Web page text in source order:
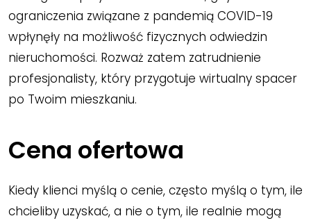
ograniczenia związane z pandemią COVID-19
wpłynęły na możliwość fizycznych odwiedzin
nieruchomości. Rozważ zatem zatrudnienie
profesjonalisty, który przygotuje wirtualny spacer
po Twoim mieszkaniu.
Cena ofertowa
Kiedy klienci myślą o cenie, często myślą o tym, ile
chcieliby uzyskać, a nie o tym, ile realnie mogą